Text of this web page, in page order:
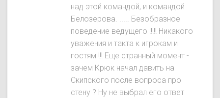
над этой командой, и командой
Белозерова. ..... Безобразное
поведение ведущего !!!!! Никакого
уважения и такта к игрокам и
гостям !!! Еще странный момент -
зачем Крюк начал давить на
Скипского после вопроса про
стену ? Ну не выбрал его ответ